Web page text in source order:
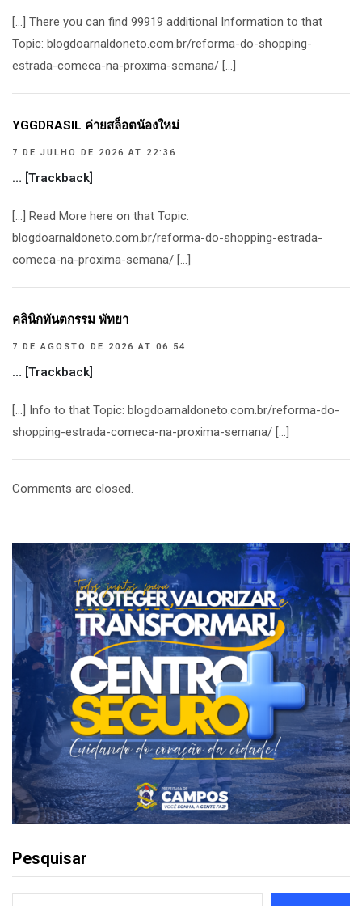
[…] There you can find 99919 additional Information to that
Topic: blogdoarnaldoneto.com.br/reforma-do-shopping-
estrada-comeca-na-proxima-semana/ […]
YGGDRASIL ค่ายสล็อตน้องใหม่
7 DE JULHO DE 2026 AT 22:36
… [Trackback]
[…] Read More here on that Topic:
blogdoarnaldoneto.com.br/reforma-do-shopping-estrada-
comeca-na-proxima-semana/ […]
คลินิกทันตกรรม พัทยา
7 DE AGOSTO DE 2026 AT 06:54
… [Trackback]
[…] Info to that Topic: blogdoarnaldoneto.com.br/reforma-do-
shopping-estrada-comeca-na-proxima-semana/ […]
Comments are closed.
Pesquisar